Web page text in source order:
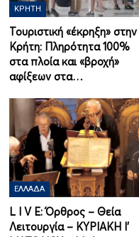
ΚΡΉΤΗ
Τουριστική «έκρηξη» στην
Κρήτη: Πληρότητα 100%
στα πλοία και «βροχή»
αφίξεων στα…
ΕΛΛΆΔΑ
L I V E: Όρθρος – Θεία
Λειτουργία – ΚΥΡΙΑΚΗ Ι'